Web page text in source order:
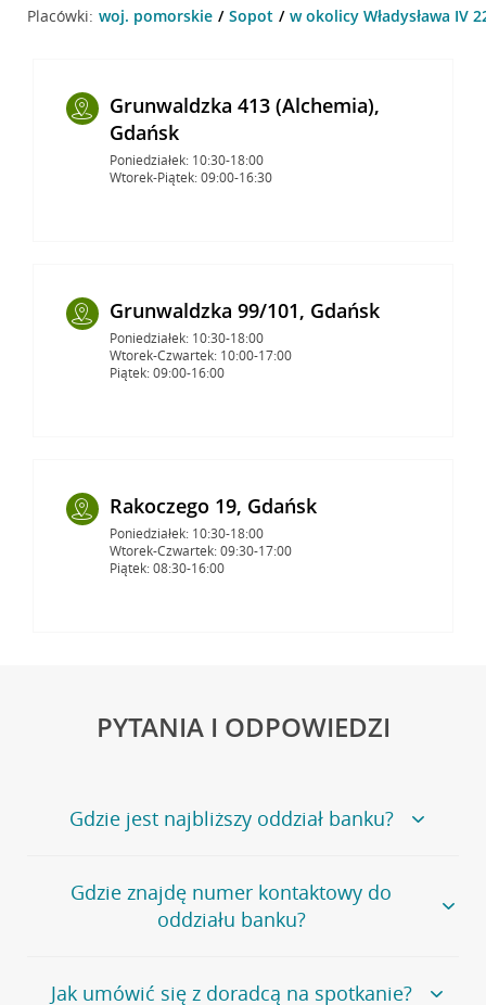
Placówki: woj. pomorskie Sopot w okolicy Władysława IV
Grunwaldzka 413 (Alchemia),
Gdańsk
Poniedziałek: 10:30-18:00
Wtorek-Piątek: 09:00-16:30
Grunwaldzka 99/101, Gdańsk
Poniedziałek: 10:30-18:00
Wtorek-Czwartek: 10:00-17:00
Piątek: 09:00-16:00
Rakoczego 19, Gdańsk
Poniedziałek: 10:30-18:00
Wtorek-Czwartek: 09:30-17:00
Piątek: 08:30-16:00
PYTANIA I ODPOWIEDZI
Gdzie jest najbliższy oddział banku?
Jeśli szukasz oddziału naszego banku, zapraszamy na
stronęPlacówki i bankomaty, na której znajduje się
wygodna wyszukiwarka.
oddziałów
Gdzie znajdę numer kontaktowy do
oddziału banku?
Bank Credit Agricole nie udostępnia ogólnego numeru
Jak umówić się z doradcą na spotkanie?